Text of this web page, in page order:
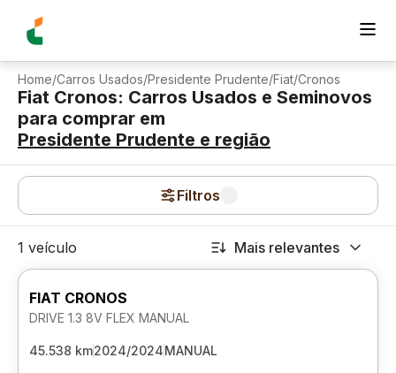
Home/Carros Usados/Presidente Prudente/Fiat/Cronos
Fiat Cronos: Carros Usados e Seminovos
para comprar em
Presidente Prudente e região
Filtros
1 veículo Mais relevantes
FIAT CRONOS
DRIVE 1.3 8V FLEX MANUAL
45.538 km2024/2024MANUAL